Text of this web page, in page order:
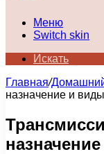
Меню
Switch skin
Искать
Главная/
назначение и виды